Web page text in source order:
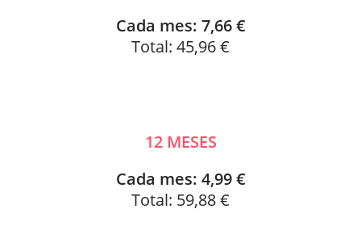
Cada mes: 7,66 €
Total: 45,96 €
12 MESES
Cada mes: 4,99 €
Total: 59,88 €